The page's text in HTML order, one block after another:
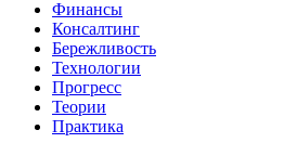
Финансы
Консалтинг
Бережливость
Технологии
Прогресс
Теории
Практика